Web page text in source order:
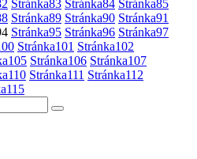
Stránka83 Stránka84 Stránka85
Stránka89 Stránka90 Stránka91
Stránka95 Stránka96 Stránka97
Stránka101 Stránka102
105 Stránka106 Stránka107
110 Stránka111 Stránka112
115